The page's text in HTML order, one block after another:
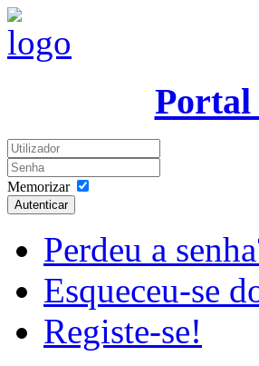
Portal
Memorizar
Autenticar
Perdeu a
Esqueceu-se
Registe-se!